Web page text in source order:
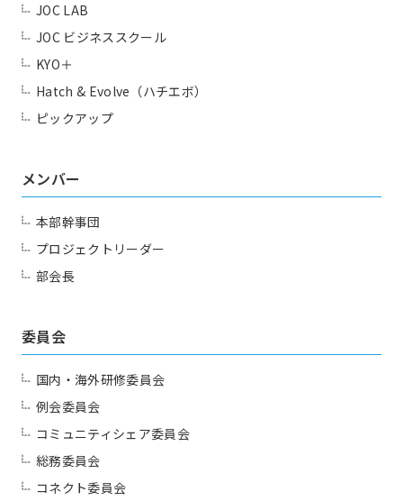
JOC LAB
JOC ビジネススクール
KYO＋
Hatch & Evolve（ハチエボ）
ピックアップ
メンバー
本部幹事団
プロジェクトリーダー
部会長
委員会
国内・海外研修委員会
例会委員会
コミュニティシェア委員会
総務委員会
コネクト委員会